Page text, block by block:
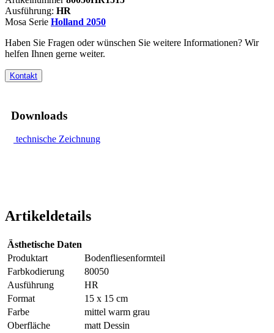
Ausführung: HR
Mosa Serie Holland 2050
Haben Sie Fragen oder wünschen Sie weitere Informationen? Wir
helfen Ihnen gerne weiter.
Kontakt
Downloads
technische Zeichnung
Artikeldetails
Ästhetische Daten
Produktart
Bodenfliesenformteil
Farbkodierung
80050
Ausführung
HR
Format
15 x 15 cm
Farbe
mittel warm grau
Oberfläche
matt Dessin